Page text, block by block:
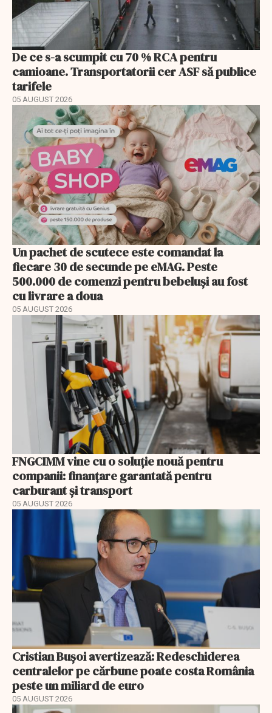
De ce s-a scumpit cu 70 % RCA pentru
camioane. Transportatorii cer ASF să publice
tarifele
05 AUGUST 2026
Un pachet de scutece este comandat la
fiecare 30 de secunde pe eMAG. Peste
500.000 de comenzi pentru bebeluși au fost
cu livrare a doua
05 AUGUST 2026
FNGCIMM vine cu o soluție nouă pentru
companii: finanțare garantată pentru
carburant și transport
05 AUGUST 2026
Cristian Bușoi avertizează: Redeschiderea
centralelor pe cărbune poate costa România
peste un miliard de euro
05 AUGUST 2026